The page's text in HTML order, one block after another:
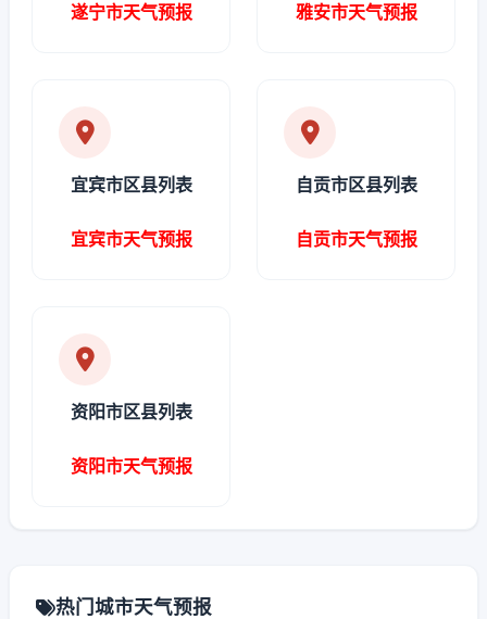
遂宁市天气预报 雅安市天气预报
宜宾市区县列表
宜宾市天气预报
自贡市区县列表
自贡市天气预报
资阳市区县列表
资阳市天气预报
热门城市天气预报